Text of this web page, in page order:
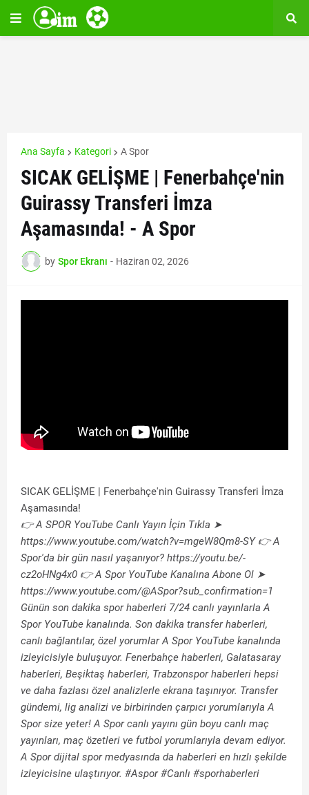
Ana Sayfa Kategori A Spor
SICAK GELİŞME | Fenerbahçe'nin
Guirassy Transferi İmza
Aşamasında! - A Spor
by Spor Ekranı - Haziran 02, 2026
SICAK GELİŞME | Fenerbahçe'nin Guirassy Transferi İmza
Aşamasında!
👉 A SPOR YouTube Canlı Yayın İçin Tıkla ➤
https://www.youtube.com/watch?v=mgeW8Qm8-SY 👉 A
Spor'da bir gün nasıl yaşanıyor? https://youtu.be/-
cz2oHNg4x0 👉 A Spor YouTube Kanalına Abone Ol ➤
https://www.youtube.com/@ASpor?sub_confirmation=1
Günün son dakika spor haberleri 7/24 canlı yayınlarla A
Spor YouTube kanalında. Son dakika transfer haberleri,
canlı bağlantılar, özel yorumlar A Spor YouTube kanalında
izleyicisiyle buluşuyor. Fenerbahçe haberleri, Galatasaray
haberleri, Beşiktaş haberleri, Trabzonspor haberleri hepsi
ve daha fazlası özel analizlerle ekrana taşınıyor. Transfer
gündemi, lig analizi ve birbirinden çarpıcı yorumlarıyla A
Spor size yeter! A Spor canlı yayını gün boyu canlı maç
yayınları, maç özetleri ve futbol yorumlarıyla devam ediyor.
A Spor dijital spor medyasında da haberleri en hızlı şekilde
izleyicisine ulaştırıyor. #Aspor #Canlı #sporhaberleri